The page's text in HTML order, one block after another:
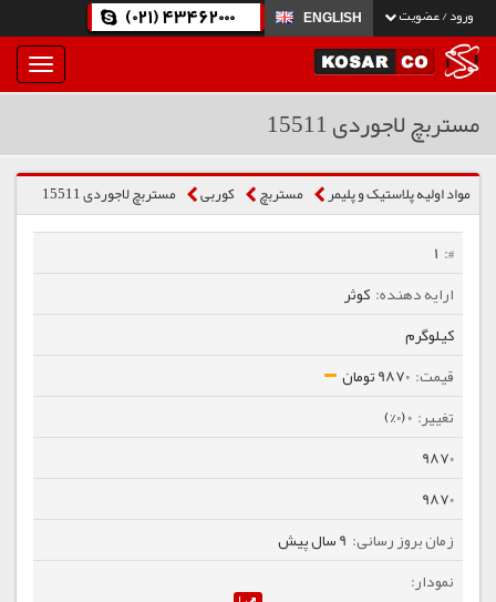
ورود / عضویت ENGLISH
(021) 43462000
بار
و
مستربچ لاجوردی 15511
مواد اولیه پلاستیک و پلیمر مستربچ كوربی مستربچ لاجوردی 15511
1
کوثر
کیلوگرم
9870 تومان
0 (0%)
9870
9870
9 سال پیش